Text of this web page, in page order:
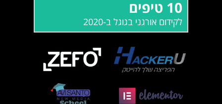
10 טיפים
לקידום אורגני בגוגל ב-2020
קרא עוד